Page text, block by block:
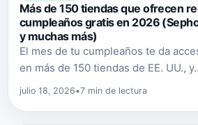
Más de 150 tiendas que ofrecen
cumpleaños gratis en 2026
y muchas más)
El mes de tu cumpleaños te da
en más de 150 tiendas de EE. UU.,
julio 18, 2026•7 min de lectura